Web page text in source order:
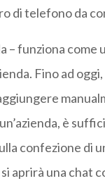
di telefono da
– funziona
Fino ad
è
confezione di
si aprirà una chat